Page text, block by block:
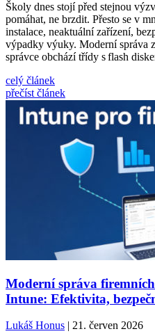
Školy dnes stojí před stejnou
pomáhat, ne brzdit. Přesto se v
instalace, neaktuální zařízení,
výpadky výuky. Moderní správa
správce obchází třídy s flash
celý článek
přečíst článek
Moderní správa
Intune: Efektivita,
Lukáš Honus | 21. červen 2026